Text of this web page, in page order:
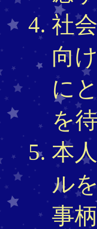
社
向
に
を
本
ル
事